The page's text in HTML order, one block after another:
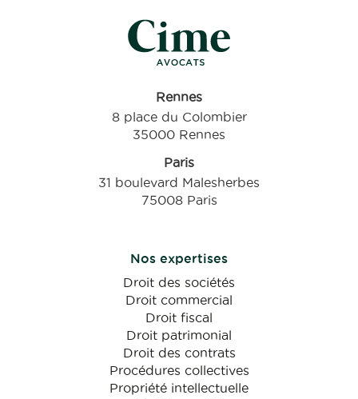
Rennes
8 place du Colombier
35000 Rennes
Paris
31 boulevard Malesherbes
75008 Paris
Nos expertises
Droit des sociétés
Droit commercial
Droit fiscal
Droit patrimonial
Droit des contrats
Procédures collectives
Propriété intellectuelle